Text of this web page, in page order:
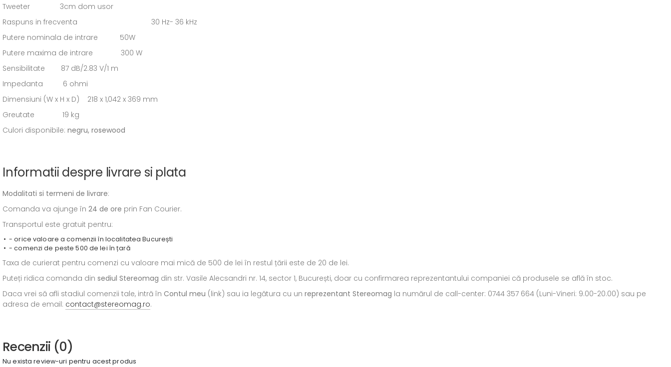
Tweeter 3cm dom usor
Raspuns in frecventa 30 Hz- 36 kHz
Putere nominala de intrare 50W
Putere maxima de intrare 300 W
Sensibilitate 87 dB/2.83 V/1 m
Impedanta 6 ohmi
Dimensiuni (W x H x D) 218 x 1,042 x 369 mm
Greutate 19 kg
Culori disponibile: negru, rosewood
Informatii despre livrare si plata
Modalitati si termeni de livrare:
Comanda va ajunge în 24 de ore prin Fan Courier.
Transportul este gratuit pentru:
- orice valoare a comenzii în localitatea București
- comenzi de peste 500 de lei în țară
Taxa de curierat pentru comenzi cu valoare mai mică de 500 de lei în restul țării este de 20 de lei.
Puteți ridica comanda din sediul Stereomag din str. Vasile Alecsandri nr. 14, sector 1, București, doar cu confirmarea reprezentantului companiei că produsele se află în stoc.
Daca vrei să afli stadiul comenzii tale, intră în Contul meu (link) sau ia legătura cu un reprezentant Stereomag la numărul de call-center: 0744 357 664 (Luni-Vineri: 9.00-20.00) sau pe
adresa de email: contact@stereomag.ro.
Recenzii (0)
Nu exista review-uri pentru acest produs